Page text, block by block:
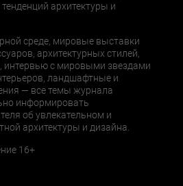
архитектуры и
среде, мировые выставки
архитектурных стилей,
интервью с мировыми звездами
ландшафтные и
— все темы журнала
информировать
об увлекательном и
архитектуры и дизайна.
16+